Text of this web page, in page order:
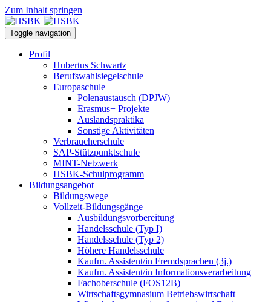
Zum Inhalt springen
Toggle navigation
Profil
Hubertus Schwartz
Berufswahlsiegelschule
Europaschule
Polenaustausch (DPJW)
Erasmus+ Projekte
Auslandspraktika
Sonstige Aktivitäten
Verbraucherschule
SAP-Stützpunktschule
MINT-Netzwerk
HSBK-Schulprogramm
Bildungsangebot
Bildungswege
Vollzeit-Bildungsgänge
Ausbildungsvorbereitung
Handelsschule (Typ I)
Handelsschule (Typ 2)
Höhere Handelsschule
Kaufm. Assistent/in­ Fremdsprachen (3j.)
Kaufm. Assistent/in Informationsverarbeitung
Fachoberschule (FOS12B)
Wirtschaftsgymnasium Betriebswirtschaft